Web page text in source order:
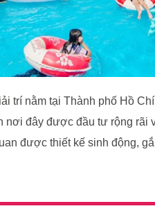
trí nằm tại Thành phố Hồ
nơi đây được đầu tư rộng rãi
được thiết kế sinh động,